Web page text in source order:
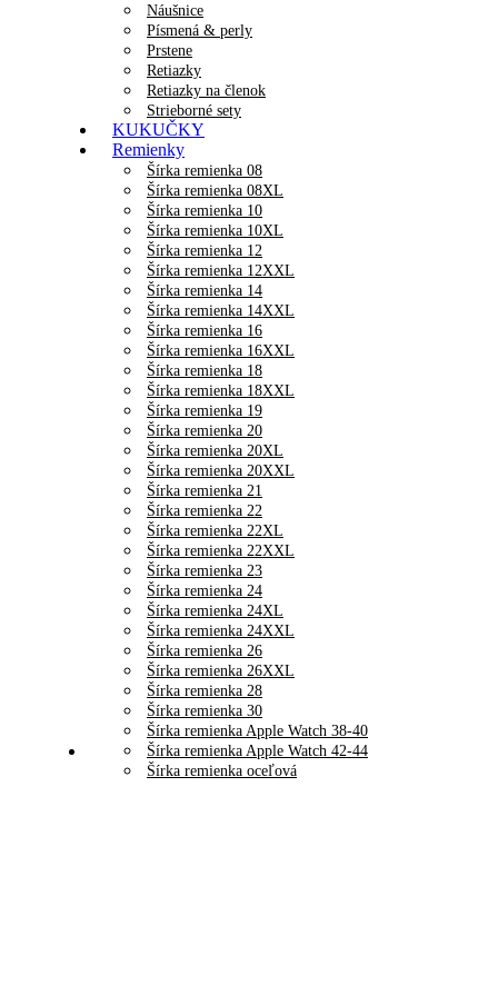
Náušnice
Písmená & perly
Prstene
Retiazky
Retiazky na členok
Strieborné sety
KUKUČKY
Remienky
Šírka remienka 08
Šírka remienka 08XL
Šírka remienka 10
Šírka remienka 10XL
Šírka remienka 12
Šírka remienka 12XXL
Šírka remienka 14
Šírka remienka 14XXL
Šírka remienka 16
Šírka remienka 16XXL
Šírka remienka 18
Šírka remienka 18XXL
Šírka remienka 19
Šírka remienka 20
Šírka remienka 20XL
Šírka remienka 20XXL
Šírka remienka 21
Šírka remienka 22
Šírka remienka 22XL
Šírka remienka 22XXL
Šírka remienka 23
Šírka remienka 24
Šírka remienka 24XL
Šírka remienka 24XXL
Šírka remienka 26
Šírka remienka 26XXL
Šírka remienka 28
Šírka remienka 30
Šírka remienka Apple Watch 38-40
Šírka remienka Apple Watch 42-44
Šírka remienka oceľová